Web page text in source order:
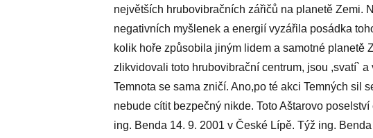
největších hrubovibračních zářičů na planetě Zemi.
negativních myšlenek a energií vyzářila posádka
kolik hoře způsobila jiným lidem a samotné planetě
zlikvidovali toto hrubovibrační centrum, jsou ,svatí`
Temnota se sama zničí. Ano,po té akci Temných sil
nebude cítit bezpečný nikde. Toto Aštarovo
ing. Benda 14. 9. 2001 v České Lípě. Týž ing.